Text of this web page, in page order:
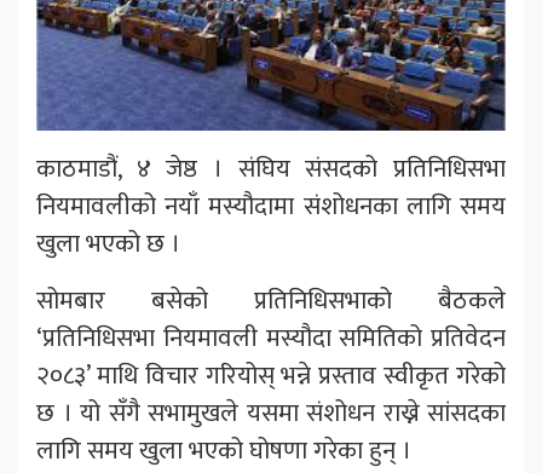
काठमाडौं, ४ जेष्ठ । संघिय संसदको प्रतिनिधिसभा
नियमावलीको नयाँ मस्यौदामा संशोधनका लागि समय
खुला भएको छ ।
सोमबार बसेको प्रतिनिधिसभाको बैठकले
‘प्रतिनिधिसभा नियमावली मस्यौदा समितिको प्रतिवेदन
२०८३’ माथि विचार गरियोस् भन्ने प्रस्ताव स्वीकृत गरेको
छ । यो सँगै सभामुखले यसमा संशोधन राख्ने सांसदका
लागि समय खुला भएको घोषणा गरेका हुन् ।